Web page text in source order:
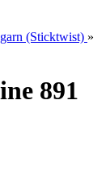
(Sticktwist) »
891